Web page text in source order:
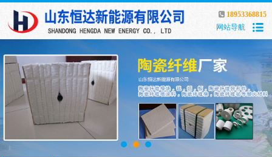
18953368815
网站导航